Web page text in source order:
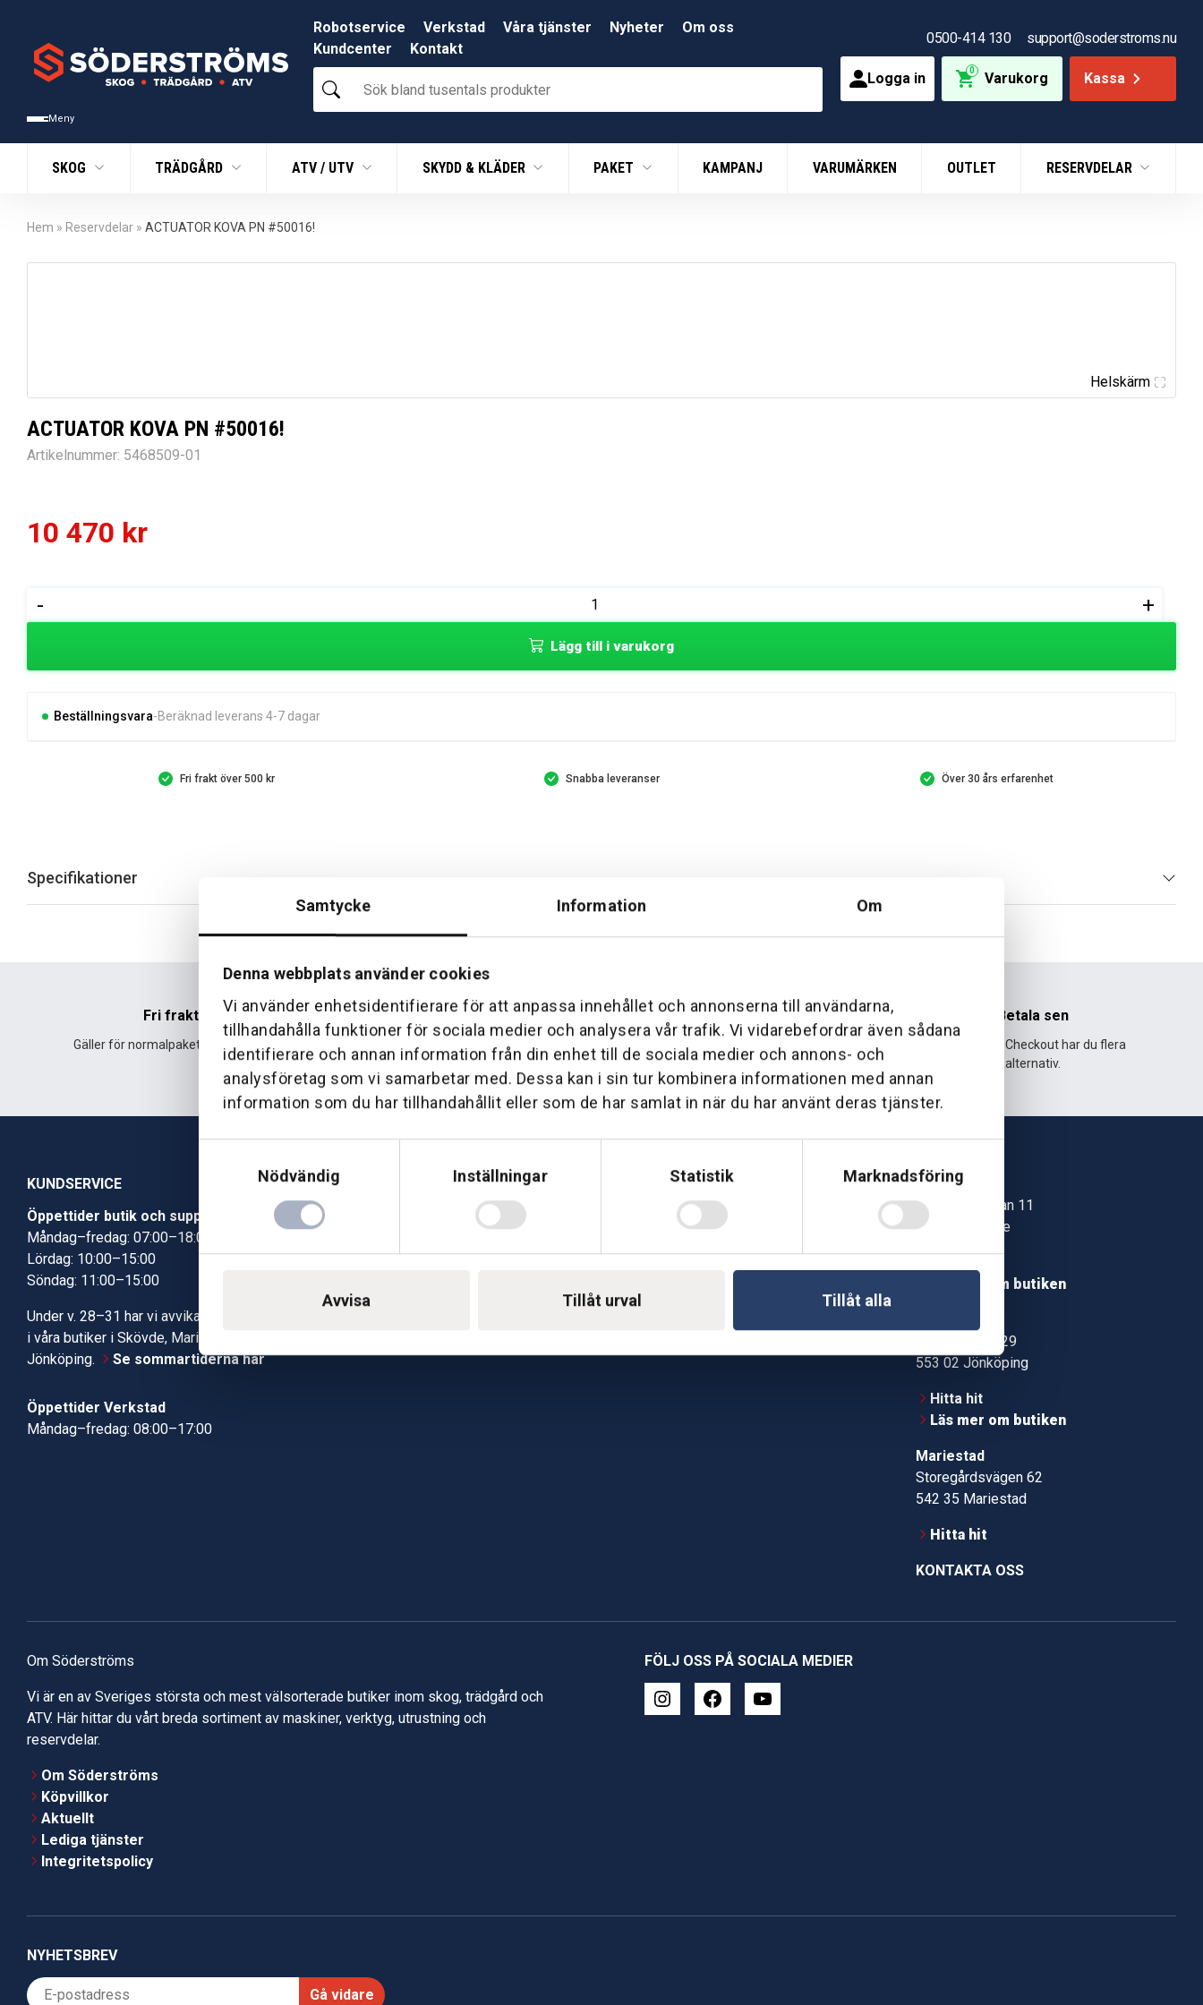
Samtycke Information Om
Denna webbplats använder cookies
Vi använder enhetsidentifierare för att anpassa innehållet och annonserna till användarna,
tillhandahålla funktioner för sociala medier och analysera vår trafik. Vi vidarebefordrar även sådana
identifierare och annan information från din enhet till de sociala medier och annons- och
analysföretag som vi samarbetar med. Dessa kan i sin tur kombinera informationen med annan
information som du har tillhandahållit eller som de har samlat in när du har använt deras tjänster.
Nödvändig
Inställningar Statistik Marknadsföring
Avvisa Tillåt urval Tillåt alla
Meny
Robotservice Verkstad Våra tjänster Nyheter
Om oss
Kundcenter
Kontakt
Sök
bland
produkter
0500-414 130 support@soderstroms.nu
Logga in 0 Varukorg Kassa
SKOG TRÄDGÅRD ATV / UTV SKYDD & KLÄDER PAKET KAMPANJ VARUMÄRKEN OUTLET RESERVDELAR
Hem » Reservdelar » ACTUATOR KOVA PN #50016!
Helskärm
ACTUATOR KOVA PN #50016!
Artikelnummer: 5468509-01
10 470 kr
-
KOVA
+
Lägg till i varukorg
Beställningsvara Beräknad leverans 4-7 dagar
Fri frakt över 500 kr Snabba leveranser Över 30 års erfarenhet
Specifikationer
Fri frakt
Gäller för normalpaket över 500 kr.
Hemleverans
Leverans fram till din dörr. Oavsett storlek.
Över 30 års erfarenhet
Företaget startade 1 januari 1995 och har
sedan dess haft en god tillväxt.
Betala sen
Med Klarna Checkout har du flera
alternativ.
KUNDSERVICE
Öppettider butik och support
Måndag–fredag: 07:00–18:00
Lördag: 10:00–15:00
Söndag: 11:00–15:00
Under v. 28–31 har vi avvikande öppettider
i våra butiker i Skövde, Mariestad och
Jönköping.
Se sommartiderna här
Öppettider Verkstad
Måndag–fredag: 08:00–17:00
Butik Skövde
Kundcenter
Boka tid i verkstad
Telefon: 0500-414 130
E-mail: support@soderstroms.nu
Gå till vår företagssupport
Skövde
Jonstorpsgatan 11
549 37 Skövde
Läs mer om butiken
Kämpevägen 29
553 02 Jönköping
Hitta hit
Läs mer om butiken
Mariestad
Storegårdsvägen 62
542 35 Mariestad
Hitta hit
KONTAKTA OSS
Om Söderströms
Vi är en av Sveriges största och mest välsorterade butiker inom skog, trädgård och
ATV. Här hittar du vårt breda sortiment av maskiner, verktyg, utrustning och
reservdelar.
Om Söderströms
Köpvillkor
Aktuellt
Lediga tjänster
Integritetspolicy
FÖLJ OSS PÅ SOCIALA MEDIER
NYHETSBREV
Gå vidare